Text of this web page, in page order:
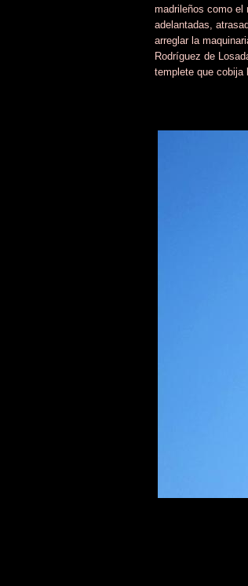
madrileños como el
adelantadas,
arreglar la
Rodríguez de
templete que cobija